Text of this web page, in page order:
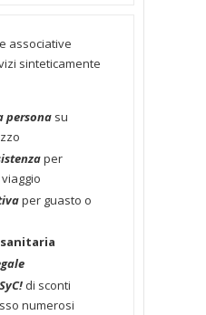
associative
sinteticamente
persona su
per
per guasto o
di sconti
numerosi